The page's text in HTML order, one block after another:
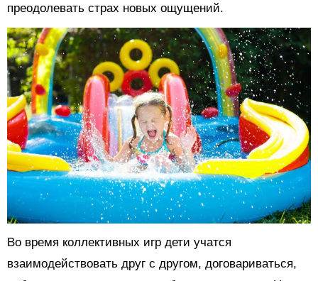
преодолевать страх новых ощущений.
Во время коллективных игр дети учатся
взаимодействовать друг с другом, договариваться,